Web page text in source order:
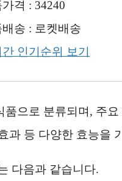
격 : 34240
배송 : 로켓배송
인기순위 보기
으로 분류되며, 주
과 등 다양한 효능을
다음과 같습니다.